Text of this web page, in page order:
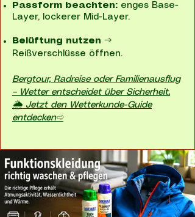
Passform beachten: enges Base-
Layer, lockerer Mid-Layer.
Belüftung nutzen →
Reißverschlüsse öffnen.
Bergtour, Radreise oder Familienausflug
– Wetter entscheidet über Sicherheit.
🌦 Jetzt den Wetterkunde-Guide
entdecken⇨